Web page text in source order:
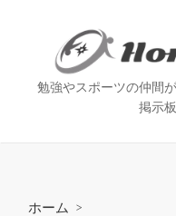
ス
勉強やスポーツの仲間
掲示板
ホーム >